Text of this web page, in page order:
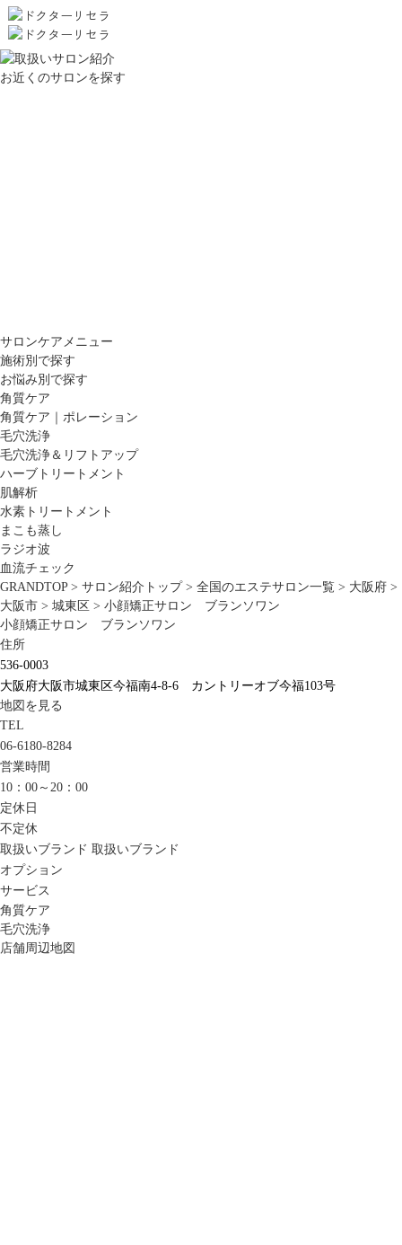
お近くのサロンを探す
サロンケアメニュー
施術別で探す
お悩み別で探す
角質ケア
角質ケア｜ポレーション
毛穴洗浄
毛穴洗浄＆リフトアップ
ハーブトリートメント
肌解析
水素トリートメント
まこも蒸し
ラジオ波
血流チェック
GRANDTOP > サロン紹介トップ > 全国のエステサロン一覧 > 大阪府 >
大阪市 > 城東区 > 小顔矯正サロン ブランソワン
小顔矯正サロン ブランソワン
住所
536-0003
大阪府大阪市城東区今福南4-8-6 カントリーオブ今福103号
地図を見る
TEL
06-6180-8284
営業時間
10：00～20：00
定休日
不定休
取扱いブランド 取扱いブランド
オプション
サービス
角質ケア
毛穴洗浄
店舗周辺地図